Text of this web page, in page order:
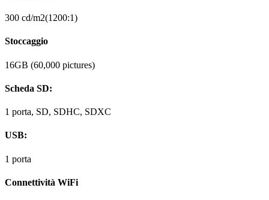
300 cd/m2(1200:1)
Stoccaggio
16GB (60,000 pictures)
Scheda SD:
1 porta, SD, SDHC, SDXC
USB:
1 porta
Connettività WiFi